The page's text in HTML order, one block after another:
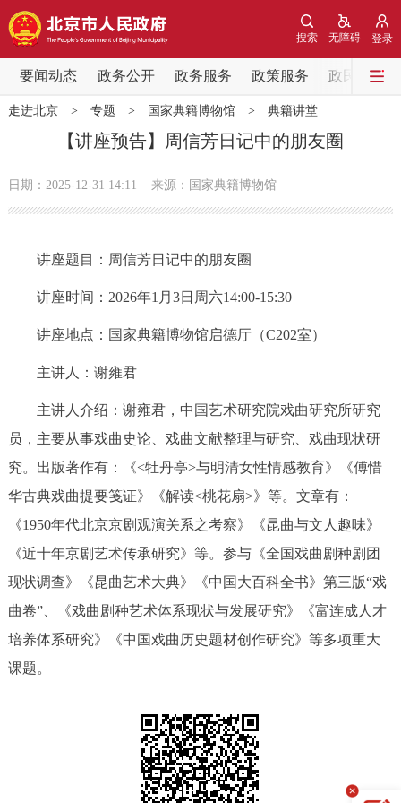
登录
无障碍
搜索
要闻动态 政务公开 政务服务 政策服务 政民互动
要闻动态
党中央精神 国务院信息 中央部委动态
政务公开
政策兑现
政务服务
个人服务 法人服务 部门服务
中介服务 阳光政务
政民互动
12345网上接诉即办 我要咨询
在线访谈
走进北京> 专题 > 国家典籍博物馆> 典籍讲堂
【讲座预告】周信芳日记中的朋友圈
日期：2025-12-31 14:11 来源：国家典籍博物馆
讲座题目：周信芳日记中的朋友圈
讲座时间：2026年1月3日周六14:00-15:30
讲座地点：国家典籍博物馆启德厅（C202室）
主讲人：谢雍君
主讲人介绍：谢雍君，中国艺术研究院戏曲研究所研究
员，主要从事戏曲史论、戏曲文献整理与研究、戏曲现状研
究。出版著作有：《<牡丹亭>与明清女性情感教育》《傅惜
华古典戏曲提要笺证》《解读<桃花扇>》等。文章有：
《1950年代北京京剧观演关系之考察》《昆曲与文人趣味》
《近十年京剧艺术传承研究》等。参与《全国戏曲剧种剧团
现状调查》《昆曲艺术大典》《中国大百科全书》第三版“戏
曲卷”、《戏曲剧种艺术体系现状与发展研究》《富连成人才
培养体系研究》《中国戏曲历史题材创作研究》等多项重大
课题。